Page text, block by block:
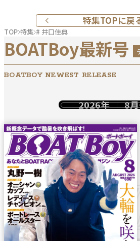
特集TOPに戻
TOP 特集 # 井口佳典
BOATBoy最新号
BOATBOY NEWEST RELEASE
2026年 8